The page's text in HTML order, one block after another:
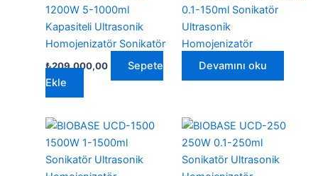
1200W 5-1000ml
Kapasiteli Ultrasonik
Homojenizatör Sonikatör
₺209.000,00
Sepete
Ekle
0.1-150ml Sonikatör
Ultrasonik
Homojenizatör
Devamını oku